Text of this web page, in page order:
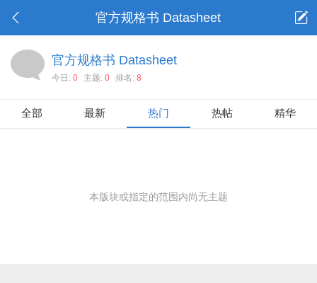
官方规格书 Datasheet
官方规格书 Datasheet
今日: 0 主题: 0 排名: 8
全部 最新 热门 热帖 精华
本版块或指定的范围内尚无主题